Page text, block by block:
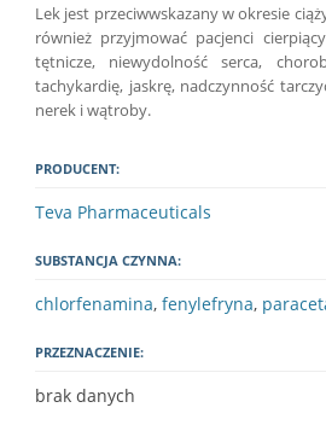
Lek jest przeciwwskazany w okresie
również przyjmować pacjenci
tętnicze, niewydolność serca,
tachykardię, jaskrę, nadczynność
nerek i wątroby.
PRODUCENT:
Teva Pharmaceuticals
SUBSTANCJA CZYNNA:
chlorfenamina, fenylefryna,
PRZEZNACZENIE:
brak danych